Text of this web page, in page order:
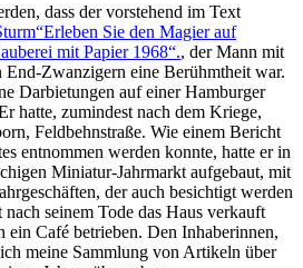
dass der vorstehend im Text
Erleben Sie den Magier auf
mit Papier 1968 ., der Mann mit
End-Zwanzigern eine Berühmtheit war.
Darbietungen auf einer Hamburger
hatte, zumindest nach dem Kriege,
Feldbehnstraße. Wie einem Bericht
entnommen werden konnte, hatte er in
Miniatur-Jahrmarkt aufgebaut, mit
der auch besichtigt werden
seinem Tode das Haus verkauft
ein Café betrieben. Den Inhaberinnen,
meine Sammlung von Artikeln über